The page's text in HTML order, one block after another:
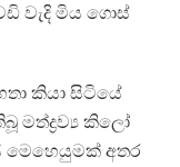
වැදි මිය ගොස්
කියා සිටියේ
මත්ද්‍රව්‍ය කිලෝ
මෙහෙයුමක් අතර